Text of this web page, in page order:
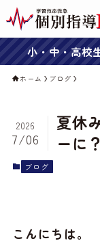
小・中・高校
ホーム ブログ
夏休
ーに？
2026
7/06
ブログ
こんにちは。